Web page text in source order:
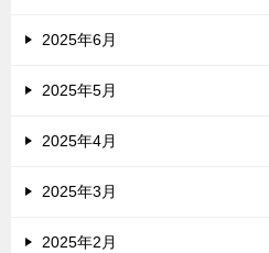
2025年6月
2025年5月
2025年4月
2025年3月
2025年2月